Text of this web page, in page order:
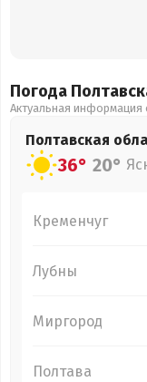
Погода
Актуальная информация
Полтавская
36° 20°
Кременчуг
Лубны
Миргород
Полтава